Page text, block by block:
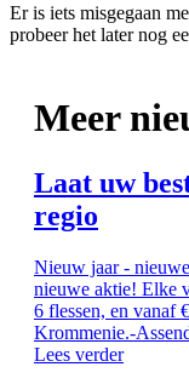
Er is iets misgegaan
probeer het later nog
Meer
Laat uw
regio
Nieuw jaar -
nieuwe aktie! Elke
6 flessen, en vanaf
Krommenie.-
Lees verder